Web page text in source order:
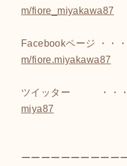
m/fiore_miyakawa87
Facebookページ ・・・
m/fiore.miyakawa87
ツイッター ・・・
miya87
ーーーーーーーーーー